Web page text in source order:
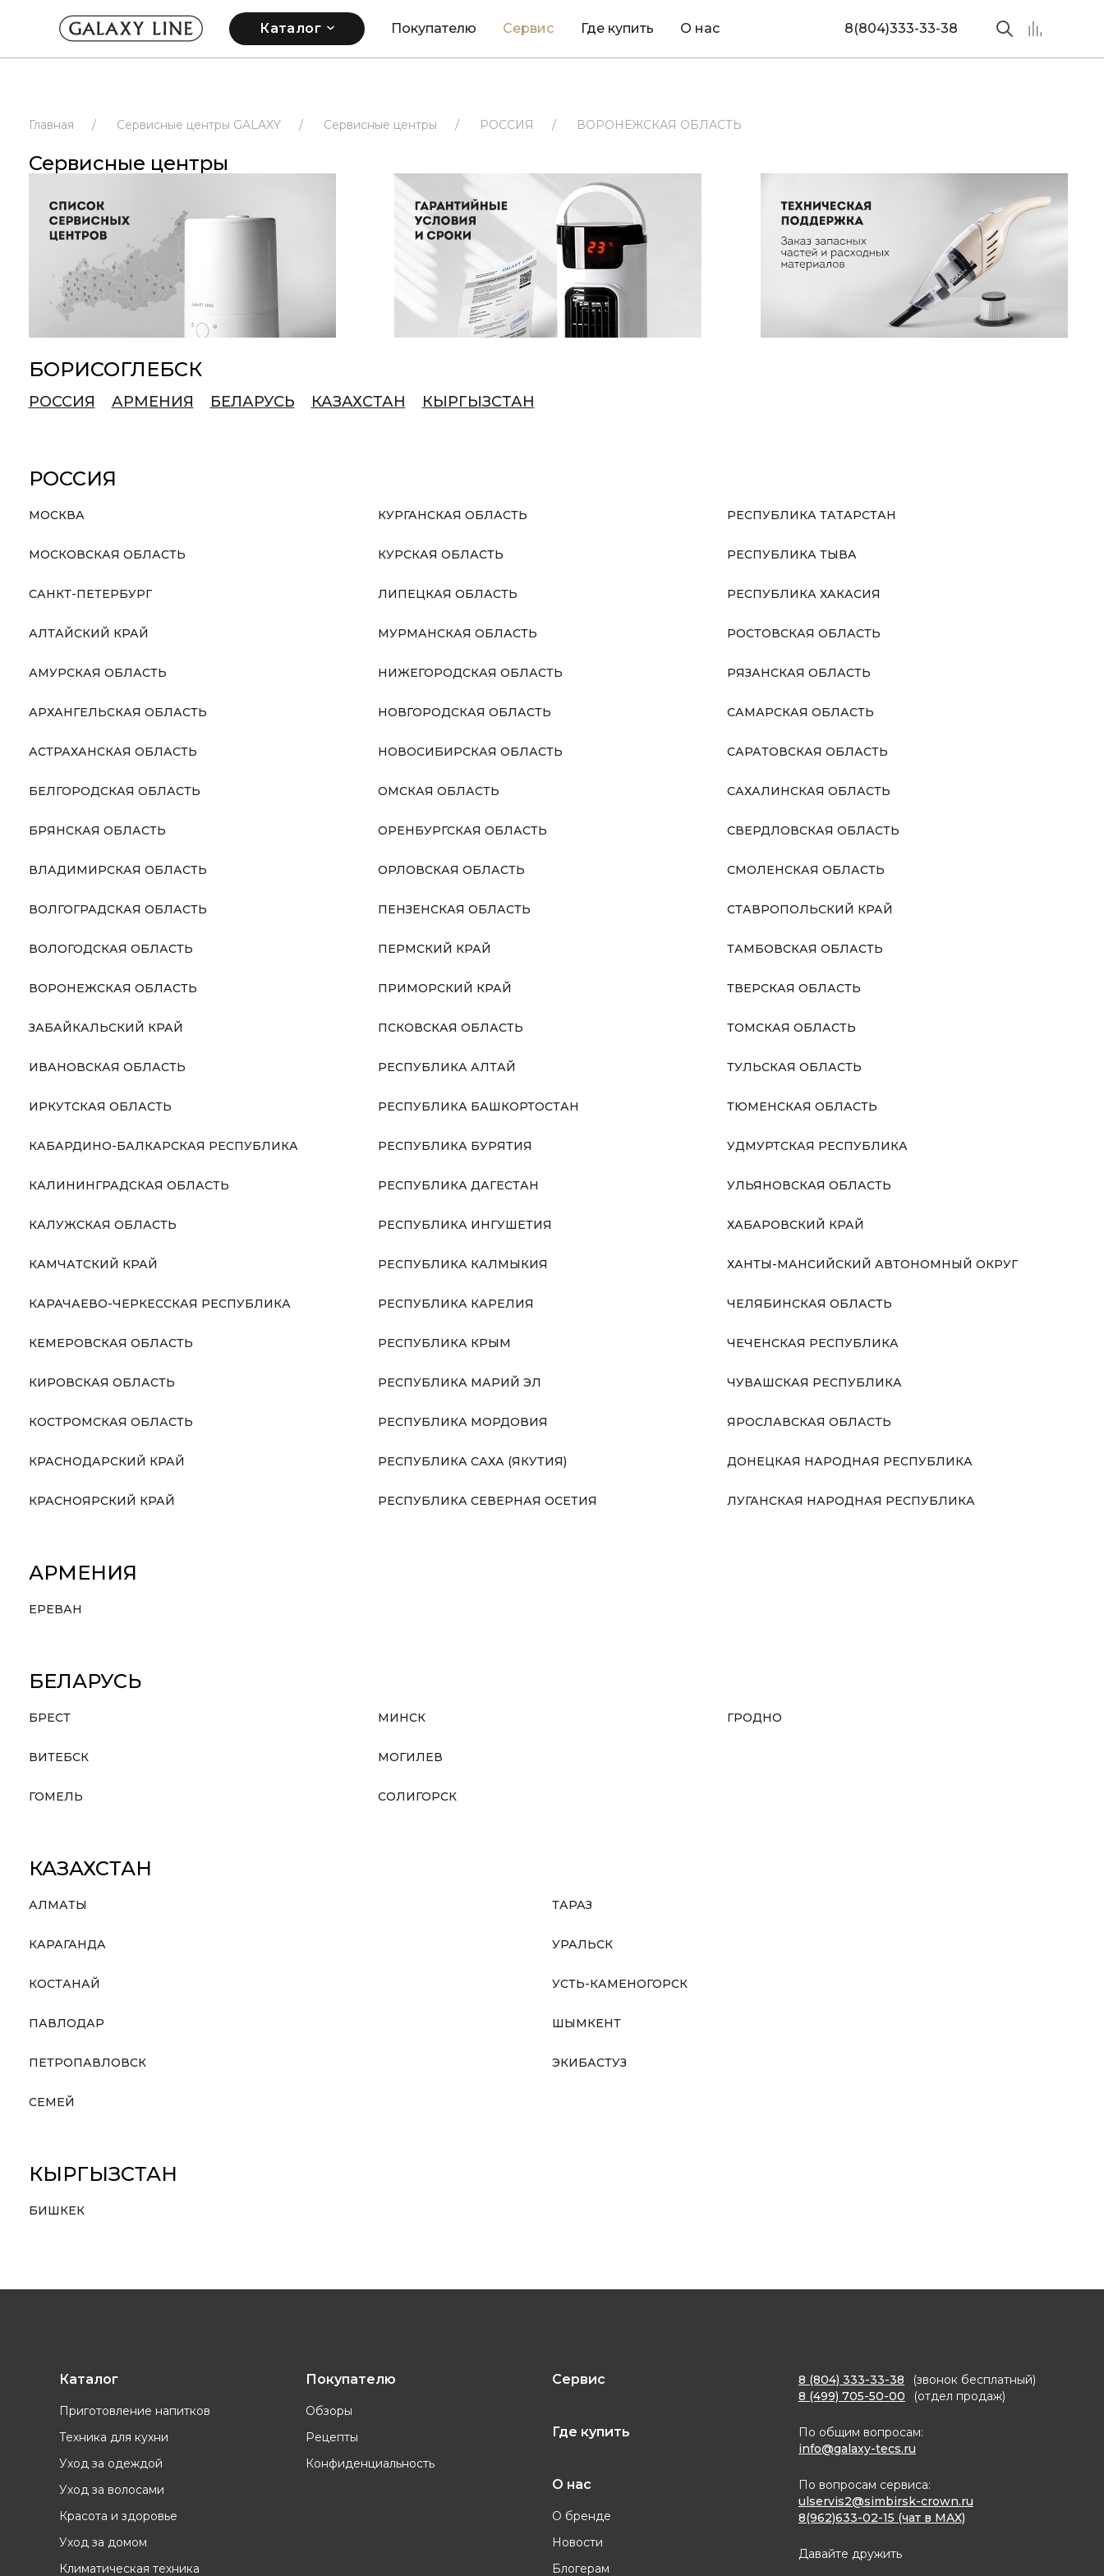
Каталог Покупателю Сервис Где купить О нас 8(804)333-33-38
Главная / Сервисные центры GALAXY / Сервисные центры / РОССИЯ / ВОРОНЕЖСКАЯ ОБЛАСТЬ
Сервисные центры
БОРИСОГЛЕБСК
РОССИЯ АРМЕНИЯ БЕЛАРУСЬ КАЗАХСТАН КЫРГЫЗСТАН
РОССИЯ
МОСКВА
МОСКОВСКАЯ ОБЛАСТЬ
САНКТ-ПЕТЕРБУРГ
АЛТАЙСКИЙ КРАЙ
АМУРСКАЯ ОБЛАСТЬ
АРХАНГЕЛЬСКАЯ ОБЛАСТЬ
АСТРАХАНСКАЯ ОБЛАСТЬ
БЕЛГОРОДСКАЯ ОБЛАСТЬ
БРЯНСКАЯ ОБЛАСТЬ
ВЛАДИМИРСКАЯ ОБЛАСТЬ
ВОЛГОГРАДСКАЯ ОБЛАСТЬ
ВОЛОГОДСКАЯ ОБЛАСТЬ
ВОРОНЕЖСКАЯ ОБЛАСТЬ
ЗАБАЙКАЛЬСКИЙ КРАЙ
ИВАНОВСКАЯ ОБЛАСТЬ
ИРКУТСКАЯ ОБЛАСТЬ
КАБАРДИНО-БАЛКАРСКАЯ РЕСПУБЛИКА
КАЛИНИНГРАДСКАЯ ОБЛАСТЬ
КАЛУЖСКАЯ ОБЛАСТЬ
КАМЧАТСКИЙ КРАЙ
КАРАЧАЕВО-ЧЕРКЕССКАЯ РЕСПУБЛИКА
КЕМЕРОВСКАЯ ОБЛАСТЬ
КИРОВСКАЯ ОБЛАСТЬ
КОСТРОМСКАЯ ОБЛАСТЬ
КРАСНОДАРСКИЙ КРАЙ
КРАСНОЯРСКИЙ КРАЙ
КУРГАНСКАЯ ОБЛАСТЬ
КУРСКАЯ ОБЛАСТЬ
ЛИПЕЦКАЯ ОБЛАСТЬ
МУРМАНСКАЯ ОБЛАСТЬ
НИЖЕГОРОДСКАЯ ОБЛАСТЬ
НОВГОРОДСКАЯ ОБЛАСТЬ
НОВОСИБИРСКАЯ ОБЛАСТЬ
ОМСКАЯ ОБЛАСТЬ
ОРЕНБУРГСКАЯ ОБЛАСТЬ
ОРЛОВСКАЯ ОБЛАСТЬ
ПЕНЗЕНСКАЯ ОБЛАСТЬ
ПЕРМСКИЙ КРАЙ
ПРИМОРСКИЙ КРАЙ
ПСКОВСКАЯ ОБЛАСТЬ
РЕСПУБЛИКА АЛТАЙ
РЕСПУБЛИКА БАШКОРТОСТАН
РЕСПУБЛИКА БУРЯТИЯ
РЕСПУБЛИКА ДАГЕСТАН
РЕСПУБЛИКА ИНГУШЕТИЯ
РЕСПУБЛИКА КАЛМЫКИЯ
РЕСПУБЛИКА КАРЕЛИЯ
РЕСПУБЛИКА КРЫМ
РЕСПУБЛИКА МАРИЙ ЭЛ
РЕСПУБЛИКА МОРДОВИЯ
РЕСПУБЛИКА САХА (ЯКУТИЯ)
РЕСПУБЛИКА СЕВЕРНАЯ ОСЕТИЯ
РЕСПУБЛИКА ТАТАРСТАН
РЕСПУБЛИКА ТЫВА
РЕСПУБЛИКА ХАКАСИЯ
РОСТОВСКАЯ ОБЛАСТЬ
РЯЗАНСКАЯ ОБЛАСТЬ
САМАРСКАЯ ОБЛАСТЬ
САРАТОВСКАЯ ОБЛАСТЬ
САХАЛИНСКАЯ ОБЛАСТЬ
СВЕРДЛОВСКАЯ ОБЛАСТЬ
СМОЛЕНСКАЯ ОБЛАСТЬ
СТАВРОПОЛЬСКИЙ КРАЙ
ТАМБОВСКАЯ ОБЛАСТЬ
ТВЕРСКАЯ ОБЛАСТЬ
ТОМСКАЯ ОБЛАСТЬ
ТУЛЬСКАЯ ОБЛАСТЬ
ТЮМЕНСКАЯ ОБЛАСТЬ
УДМУРТСКАЯ РЕСПУБЛИКА
УЛЬЯНОВСКАЯ ОБЛАСТЬ
ХАБАРОВСКИЙ КРАЙ
ХАНТЫ-МАНСИЙСКИЙ АВТОНОМНЫЙ ОКРУГ
ЧЕЛЯБИНСКАЯ ОБЛАСТЬ
ЧЕЧЕНСКАЯ РЕСПУБЛИКА
ЧУВАШСКАЯ РЕСПУБЛИКА
ЯРОСЛАВСКАЯ ОБЛАСТЬ
ДОНЕЦКАЯ НАРОДНАЯ РЕСПУБЛИКА
ЛУГАНСКАЯ НАРОДНАЯ РЕСПУБЛИКА
АРМЕНИЯ
ЕРЕВАН
БЕЛАРУСЬ
БРЕСТ
ВИТЕБСК
ГОМЕЛЬ
МИНСК
МОГИЛЕВ
СОЛИГОРСК
ГРОДНО
КАЗАХСТАН
АЛМАТЫ
КАРАГАНДА
КОСТАНАЙ
ПАВЛОДАР
ПЕТРОПАВЛОВСК
СЕМЕЙ
ТАРАЗ
УРАЛЬСК
УСТЬ-КАМЕНОГОРСК
ШЫМКЕНТ
ЭКИБАСТУЗ
КЫРГЫЗСТАН
БИШКЕК
Каталог
Приготовление напитков
Техника для кухни
Уход за одеждой
Уход за волосами
Красота и здоровье
Уход за домом
Климатическая техника
Покупателю
Обзоры
Рецепты
Конфиденциальность
Сервис
Где купить
О нас
О бренде
Новости
Блогерам
8 (804) 333-33-38
(звонок бесплатный)
8 (499) 705-50-00
(отдел продаж)
По общим вопросам:
info@galaxy-tecs.ru
По вопросам сервиса:
ulservis2@simbirsk-crown.ru
8(962)633-02-15 (чат в MAX)
Давайте дружить